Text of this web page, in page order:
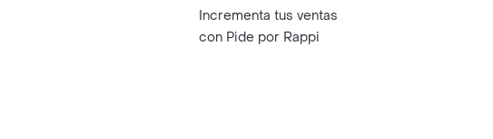
Incrementa tus ventas
con Pide por Rappi